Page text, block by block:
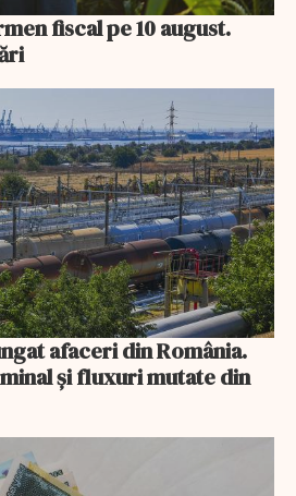
fiscal pe 10 august.
afaceri din România.
și fluxuri mutate din